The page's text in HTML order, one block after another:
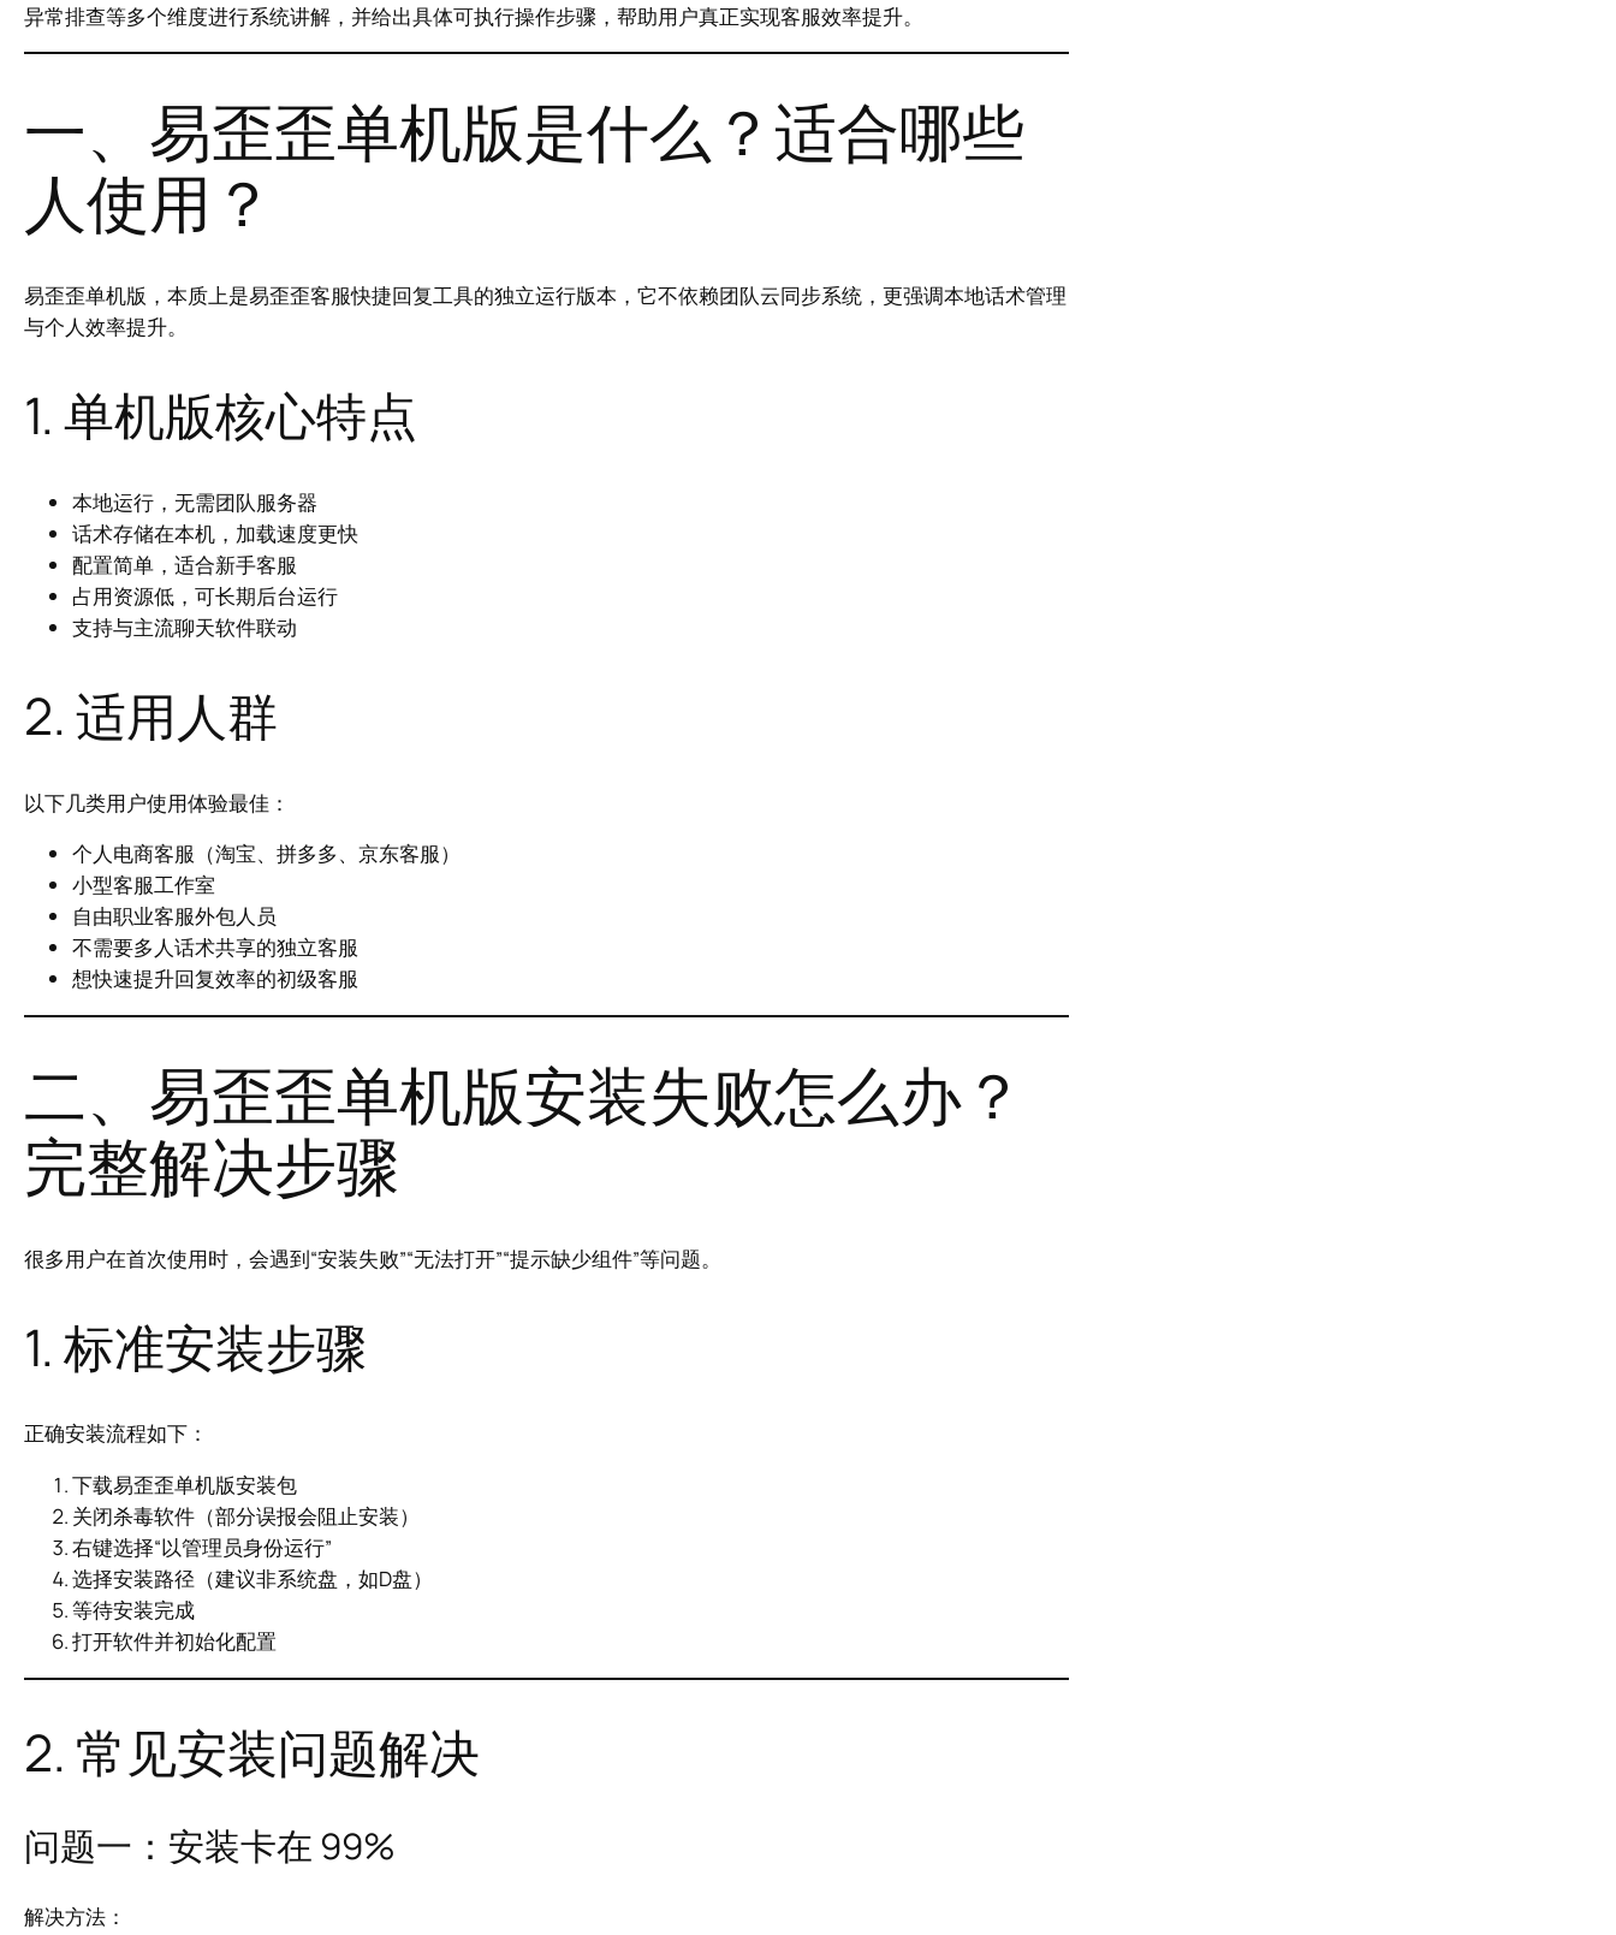
异常排查等多个维度进行系统讲解，并给出具体可执行操作步骤，帮助用户真正实现客服效率提升。
一、易歪歪单机版是什么？适合哪些
人使用？
易歪歪单机版，本质上是易歪歪客服快捷回复工具的独立运行版本，它不依赖团队云同步系统，更强调本地话术管理
与个人效率提升。
1. 单机版核心特点
本地运行，无需团队服务器
话术存储在本机，加载速度更快
配置简单，适合新手客服
占用资源低，可长期后台运行
支持与主流聊天软件联动
2. 适用人群
以下几类用户使用体验最佳：
个人电商客服（淘宝、拼多多、京东客服）
小型客服工作室
自由职业客服外包人员
不需要多人话术共享的独立客服
想快速提升回复效率的初级客服
二、易歪歪单机版安装失败怎么办？
完整解决步骤
很多用户在首次使用时，会遇到“安装失败”“无法打开”“提示缺少组件”等问题。
1. 标准安装步骤
正确安装流程如下：
下载易歪歪单机版安装包
关闭杀毒软件（部分误报会阻止安装）
右键选择“以管理员身份运行”
选择安装路径（建议非系统盘，如D盘）
等待安装完成
打开软件并初始化配置
2. 常见安装问题解决
问题一：安装卡在 99%
解决方法：